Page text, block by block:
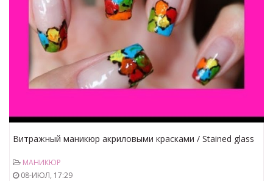
Витражный маникюр акриловыми красками / Stained glass
МАНИКЮР
08-ИЮЛ, 17:29